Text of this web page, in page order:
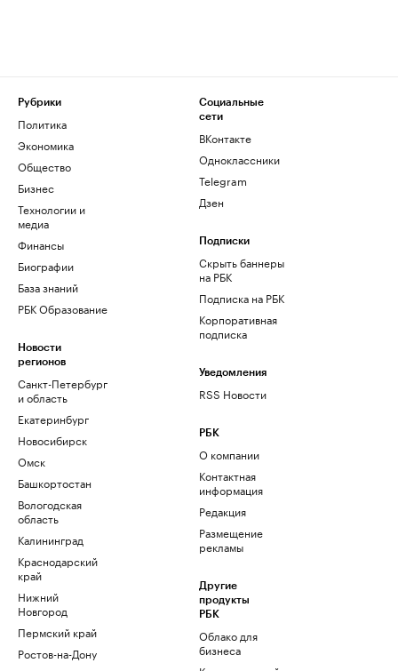
Рубрики
Политика
Экономика
Общество
Бизнес
Технологии и
медиа
Финансы
Биографии
База знаний
РБК Образование
Новости
регионов
Санкт-Петербург
и область
Екатеринбург
Новосибирск
Омск
Башкортостан
Вологодская
область
Калининград
Краснодарский
край
Нижний
Новгород
Пермский край
Ростов-на-Дону
Социальные
сети
ВКонтакте
Одноклассники
Telegram
Дзен
Подписки
Скрыть баннеры
на РБК
Подписка на РБК
Корпоративная
подписка
Уведомления
RSS Новости
РБК
О компании
Контактная
информация
Редакция
Размещение
рекламы
Другие
продукты
РБК
Облако для
бизнеса